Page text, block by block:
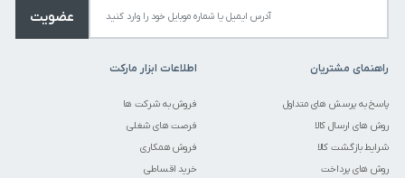
عضویت
راهنمای مشتریان
پاسخ به پرسش های متداول
روش های ارسال کالا
شرایط بازگشت کالا
روش های پرداخت
اطلاعات ابزار مارکت
فروش به شرکت ها
فرصت های شغلی
فروش همکاری
خرید اقساطی